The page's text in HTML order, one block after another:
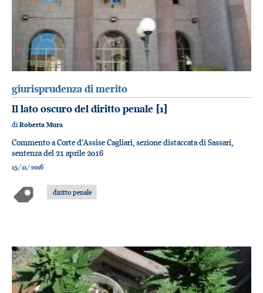
giurisprudenza di merito
Il lato oscuro del diritto penale [1]
di Roberta Mura
Commento a Corte d'Assise Cagliari, sezione distaccata di Sassari,
sentenza del 21 aprile 2016
15/11/2016
diritto penale